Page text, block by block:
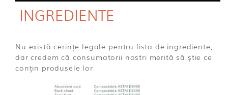
INGREDIENTE
Nu există cerințe legale pentru lista de ingrediente,
dar credem că consumatorii nostri merită să știe ce
conțin produsele lor